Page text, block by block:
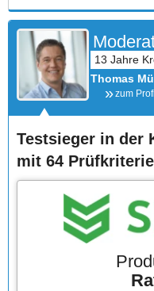
Thomas
zum Profil
Testsieger in der
mit 64